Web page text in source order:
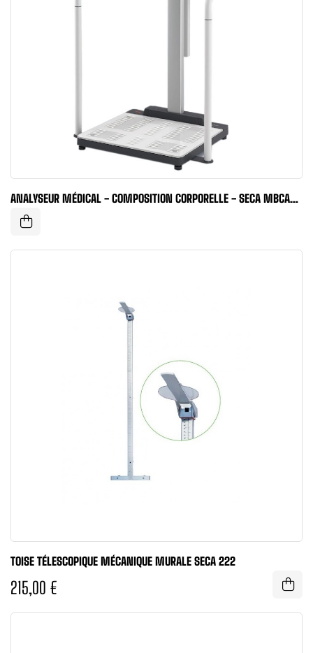
ANALYSEUR MÉDICAL - COMPOSITION CORPORELLE - SECA MBCA
PRO
TOISE TÉLESCOPIQUE MÉCANIQUE MURALE SECA 222
215,00 €